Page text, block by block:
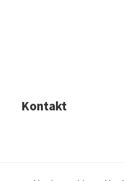
Kontakt